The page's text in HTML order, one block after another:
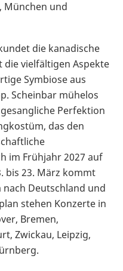
München und
die kanadische
die vielfältigen Aspekte
Symbiose aus
Scheinbar mühelos
Perfektion
das den
im Frühjahr 2027 auf
bis 23. März kommt
Deutschland und
stehen Konzerte in
Bremen,
Zwickau, Leipzig,